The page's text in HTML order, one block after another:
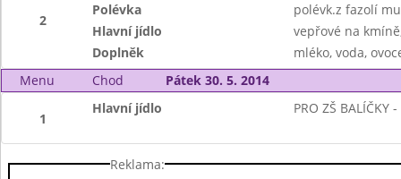
2
Polévka
polévk.z fazolí
Hlavní jídlo
vepřové na
Doplněk
mléko, voda,
Menu
Chod Pátek 30. 5. 2014
1
Hlavní jídlo PRO ZŠ BALÍČKY
Reklama: